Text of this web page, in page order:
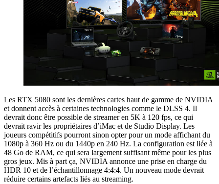
Les RTX 5080 sont les dernières cartes haut de gamme de NVIDIA
et donnent accès à certaines technologies comme le DLSS 4. Il
devrait donc être possible de streamer en 5K à 120 fps, ce qui
devrait ravir les propriétaires d’iMac et de Studio Display. Les
joueurs compétitifs pourront sinon opter pour un mode affichant du
1080p à 360 Hz ou du 1440p en 240 Hz. La configuration est liée à
48 Go de RAM, ce qui sera largement suffisant même pour les plus
gros jeux. Mis à part ça, NVIDIA annonce une prise en charge du
HDR 10 et de l’échantillonnage 4:4:4. Un nouveau mode devrait
réduire certains artefacts liés au streaming.